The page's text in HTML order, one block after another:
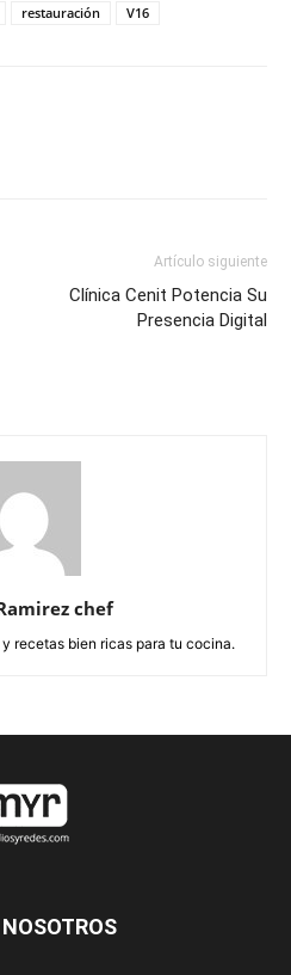
restauración V16
Artículo siguiente
Clínica Cenit Potencia Su
Presencia Digital
chef
recetas bien ricas para tu cocina.